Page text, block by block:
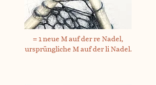
= 1 neue M auf der re Nadel,
ursprüngliche M auf der li Nadel.